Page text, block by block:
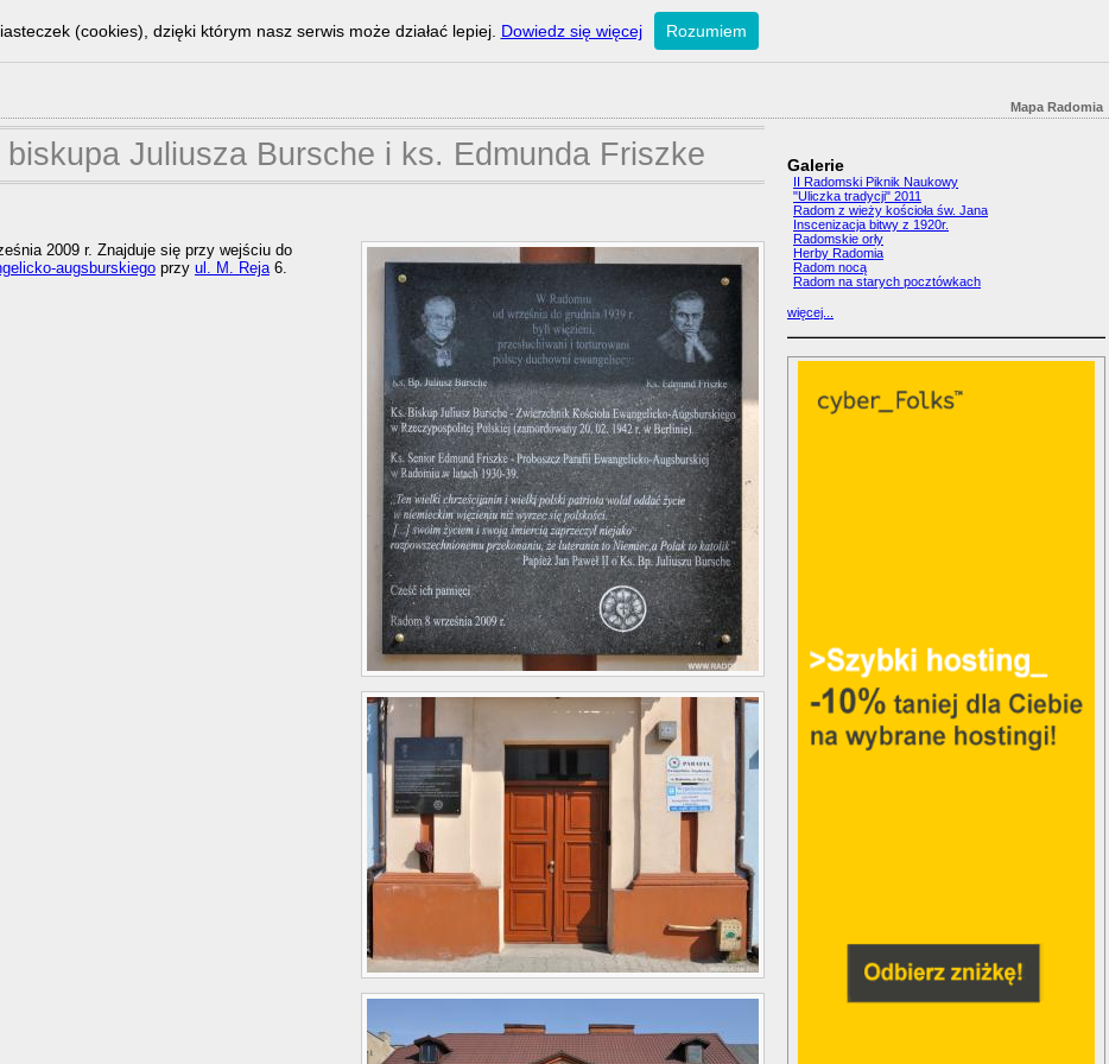
Mapa Radomia
Juliusza Bursche i ks. Edmunda Friszke
2009 r. Znajduje się przy wejściu do
augsburskiegoprzy ul. M. Reja6.
Galerie
II Radomski Piknik Naukowy
"Uliczka tradycji" 2011
Radom z wieży kościoła św. Jana
Inscenizacja bitwy z 1920r.
Radomskie orły
Herby Radomia
Radom nocą
Radom na starych pocztówkach
więcej...
(cookies), dzięki którym nasz serwis może działać lepiej. Dowiedz się więcej Rozumiem